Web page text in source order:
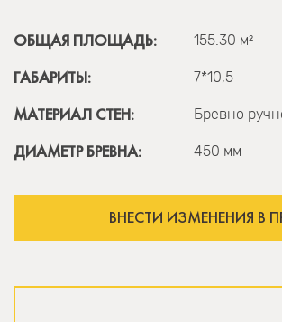
ОБЩАЯ ПЛОЩАДЬ: 155.30 м²
ГАБАРИТЫ: 7*10,5
МАТЕРИАЛ СТЕН: Бревно
ДИАМЕТР БРЕВНА: 450 мм
ВНЕСТИ ИЗМЕНЕНИЯ В